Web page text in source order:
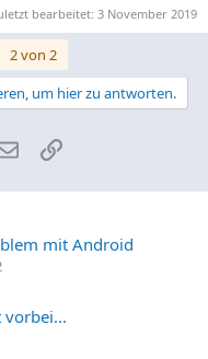
bearbeitet: 3 November 2019
2 von 2
um hier zu antworten.
E-MailLink
mit Android
vorbei...